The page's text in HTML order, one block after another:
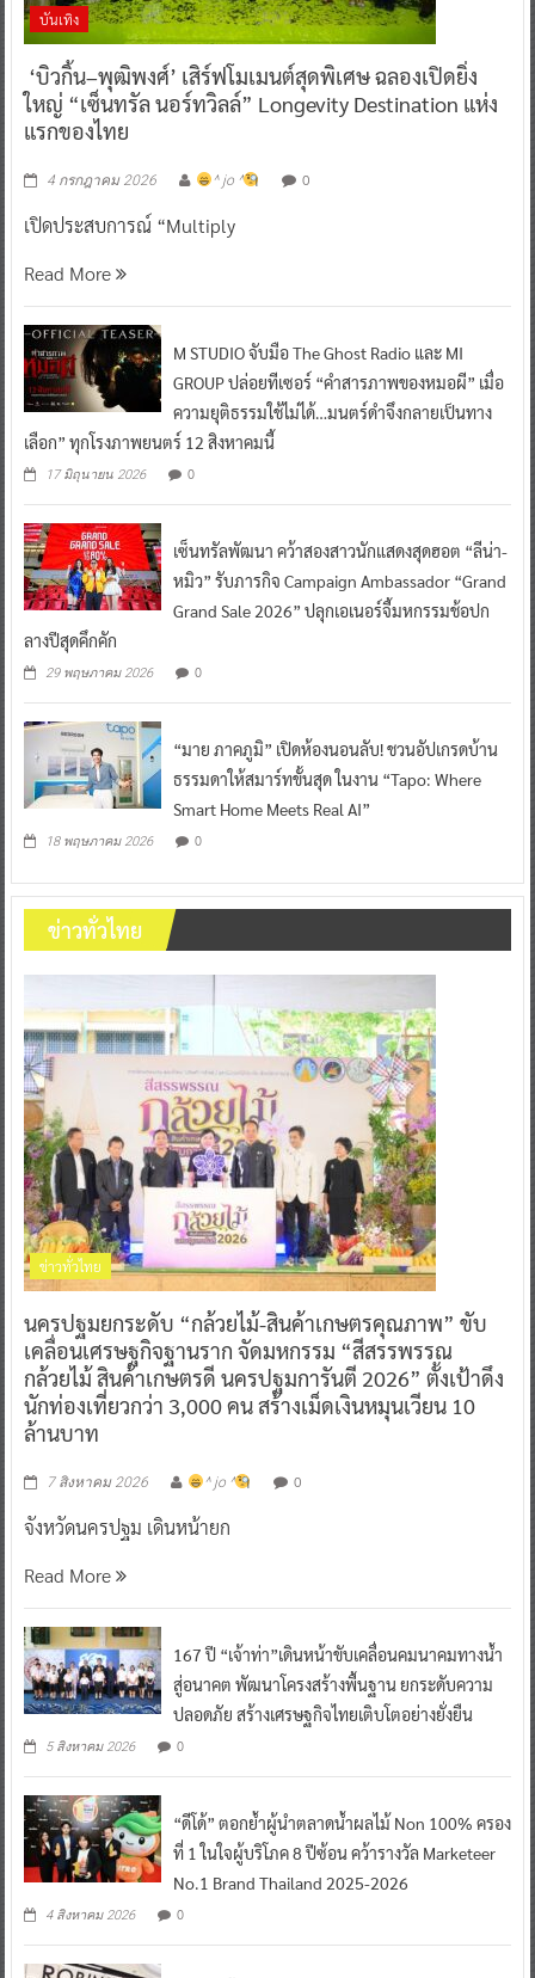
บันเทิง
‘บิวกิ้น–พุฒิพงศ์’ เสิร์ฟโมเมนต์สุดพิเศษ ฉลองเปิดยิ่ง
ใหญ่ “เซ็นทรัล นอร์ทวิลล์” Longevity Destination แห่ง
แรกของไทย
4 กรกฎาคม 2026 ^ jo ^ 0
เปิดประสบการณ์ “Multiply
Read More
M STUDIO จับมือ The Ghost Radio และ MI
GROUP ปล่อยทีเซอร์ “คำสารภาพของหมอผี” เมื่อ
ความยุติธรรมใช้ไม่ได้…มนตร์ดำจึงกลายเป็นทาง
เลือก” ทุกโรงภาพยนตร์ 12 สิงหาคมนี้
17 มิถุนายน 2026 0
เซ็นทรัลพัฒนา คว้าสองสาวนักแสดงสุดฮอต “ลีน่า-
หมิว” รับภารกิจ Campaign Ambassador “Grand
Grand Sale 2026” ปลุกเอเนอร์จี้มหกรรมช้อปก
ลางปีสุดคึกคัก
29 พฤษภาคม 2026 0
“มาย ภาคภูมิ” เปิดห้องนอนลับ! ชวนอัปเกรดบ้าน
ธรรมดาให้สมาร์ทขั้นสุด ในงาน “Tapo: Where
Smart Home Meets Real AI”
18 พฤษภาคม 2026 0
ข่าวทั่วไทย
ข่าวทั่วไทย
นครปฐมยกระดับ “กล้วยไม้-สินค้าเกษตรคุณภาพ” ขับ
เคลื่อนเศรษฐกิจฐานราก จัดมหกรรม “สีสรรพรรณ
กล้วยไม้ สินค้าเกษตรดี นครปฐมการันตี 2026” ตั้งเป้าดึง
นักท่องเที่ยวกว่า 3,000 คน สร้างเม็ดเงินหมุนเวียน 10
ล้านบาท
7 สิงหาคม 2026 ^ jo ^ 0
จังหวัดนครปฐม เดินหน้ายก
Read More
167 ปี “เจ้าท่า”เดินหน้าขับเคลื่อนคมนาคมทางน้ำ
สู่อนาคต พัฒนาโครงสร้างพื้นฐาน ยกระดับความ
ปลอดภัย สร้างเศรษฐกิจไทยเติบโตอย่างยั่งยืน
5 สิงหาคม 2026 0
“ดีโด้” ตอกย้ำผู้นำตลาดน้ำผลไม้ Non 100% ครอง
ที่ 1 ในใจผู้บริโภค 8 ปีซ้อน คว้ารางวัล Marketeer
No.1 Brand Thailand 2025-2026
4 สิงหาคม 2026 0